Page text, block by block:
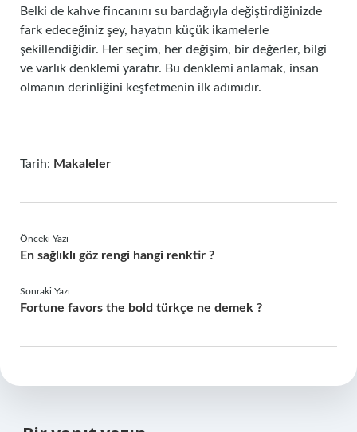
Belki de kahve fincanını su bardağıyla değiştirdiğinizde
fark edeceğiniz şey, hayatın küçük ikamelerle
şekillendiğidir. Her seçim, her değişim, bir değerler, bilgi
ve varlık denklemi yaratır. Bu denklemi anlamak, insan
olmanın derinliğini keşfetmenin ilk adımıdır.
Tarih: Makaleler
Önceki Yazı
En sağlıklı göz rengi hangi renktir ?
Sonraki Yazı
Fortune favors the bold türkçe ne demek ?